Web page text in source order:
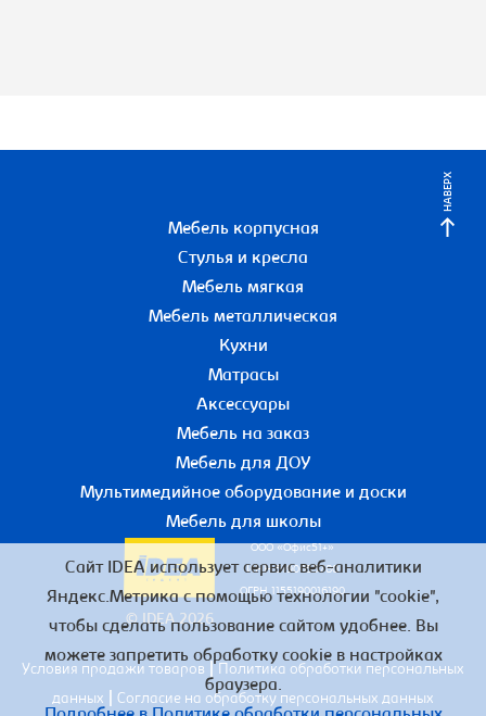
НАВЕРХ
Мебель корпусная
Стулья и кресла
Мебель мягкая
Мебель металлическая
Кухни
Матрасы
Аксессуары
Мебель на заказ
Мебель для ДОУ
Мультимедийное оборудование и доски
Мебель для школы
© IDEA 2026
ООО «Офис51+»
ИНН 5190055780
ОГРН 1155190016190
Условия продажи товаров | Политика обработки персональных
данных
Согласие на обработку персональных данных
Сайт IDEA использует сервис веб-аналитики
Яндекс.Метрика с помощью технологии "cookie",
чтобы сделать пользование сайтом удобнее. Вы
можете запретить обработку cookie в настройках
браузера.